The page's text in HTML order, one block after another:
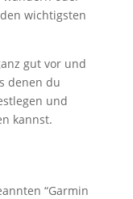
wichtigsten
gut vor und
denen du
und
kannst.
“Garmin